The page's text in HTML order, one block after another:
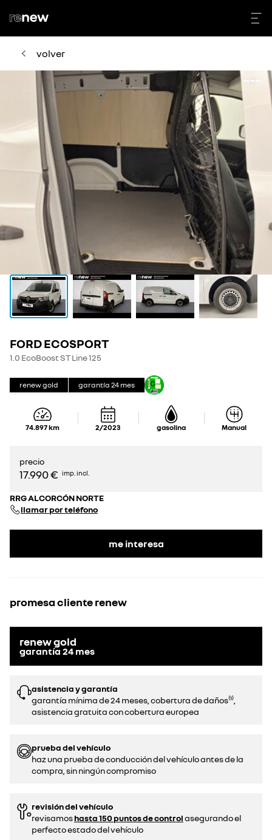
volver
FORD ECOSPORT
1.0 EcoBoost ST Line 125
renew gold garantía 24 mes
74.897km 2/2023 gasolina Manual
precio
17.990 € imp. incl.
RRG ALCORCÓN NORTE
llamar por teléfono
me interesa
promesa cliente renew
renew gold
garantía 24 mes
asistencia y garantía
garantía mínima de 24 meses, cobertura de daños⁽¹⁾,
asistencia gratuita con cobertura europea
prueba del vehículo
haz una prueba de conducción del vehículo antes de la
compra, sin ningún compromiso
revisión del vehículo
revisamoshasta 150 puntos de controlasegurando el
perfecto estado del vehículo